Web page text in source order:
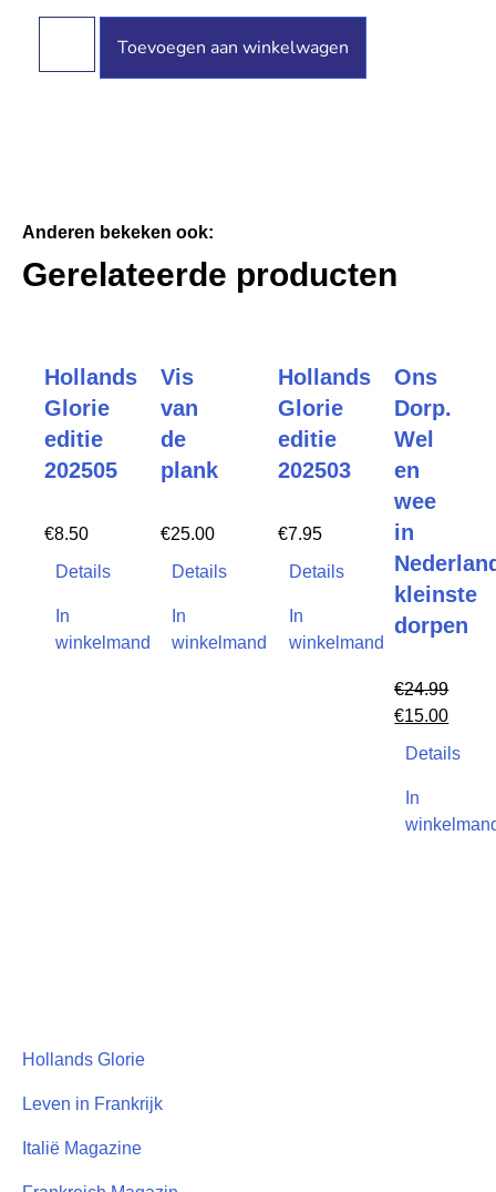
Toevoegen aan winkelwagen
Anderen bekeken ook:
Gerelateerde producten
Hollands
Glorie
editie
202505
€8.50
Details
In
winkelmand
Vis
van
de
plank
€25.00
Details
In
winkelmand
Hollands
Glorie
editie
202503
€7.95
Details
In
winkelmand
Ons
Dorp.
Wel
en
wee
in
kleinste
dorpen
€24.99
€15.00
Details
In
Hollands Glorie
Leven in Frankrijk
Italië Magazine